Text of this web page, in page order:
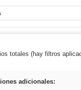
de:
totales (hay filtros
adicionales: